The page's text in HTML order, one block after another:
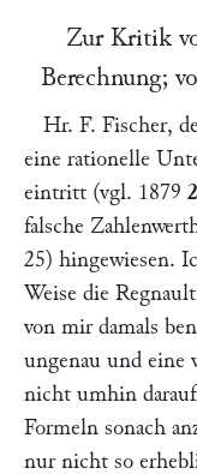
Zur Kritik
Berechnung;
Hr. F. Fischer,
eine rationelle
eintritt (vgl. 1879
falsche
25) hingewiesen.
Weise die
von mir damals
ungenau und eine
nicht umhin
Formeln sonach
nur nicht so